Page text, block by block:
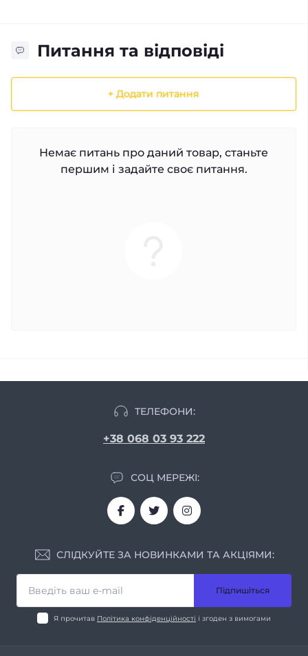
Питання та відповіді
+ Додати питання
Немає питань про даний товар, станьте
першим і задайте своє питання.
ТЕЛЕФОНИ:
+38 068 03 93 222
СОЦ МЕРЕЖІ:
СЛІДКУЙТЕ ЗА НОВИНКАМИ ТА АКЦІЯМИ:
Підпишіться
Я прочитав Політика конфіденційності і згоден з вимогами